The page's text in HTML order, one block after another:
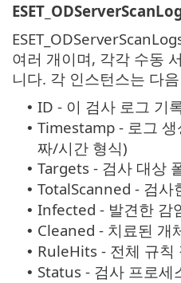
여러 개이며, 각각 수동
니다. 각 인스턴스는 다
• ID - 이 검사 로그 기
• Timestamp - 로그
짜/시간 형식)
• Targets - 검사 대상
• TotalScanned - 검사
• Infected - 발견한 감
• Cleaned - 치료된 개
• RuleHits - 전체 규칙
• Status - 검사 프로세